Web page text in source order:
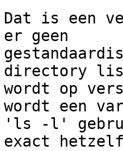
Dat is een
er geen
directory
wordt op
wordt een
'ls -l'
exact